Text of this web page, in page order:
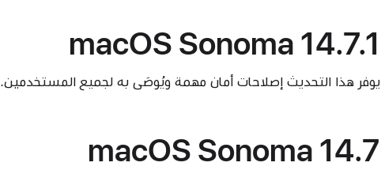
macOS Sonoma 14.7.1
يوفر هذا التحديث إصلاحات أمان مهمة ويُوصَى به لجميع المستخدمين.
macOS Sonoma 14.7